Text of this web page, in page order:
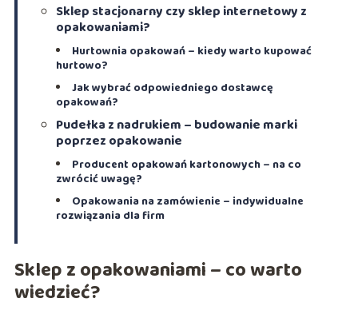
Sklep stacjonarny czy sklep internetowy z
opakowaniami?
Hurtownia opakowań – kiedy warto kupować
hurtowo?
Jak wybrać odpowiedniego dostawcę
opakowań?
Pudełka z nadrukiem – budowanie marki
poprzez opakowanie
Producent opakowań kartonowych – na co
zwrócić uwagę?
Opakowania na zamówienie – indywidualne
rozwiązania dla firm
Sklep z opakowaniami – co warto
wiedzieć?